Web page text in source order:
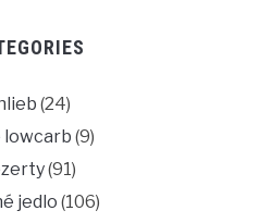
(24)
lowcarb (9)
(91)
jedlo (106)